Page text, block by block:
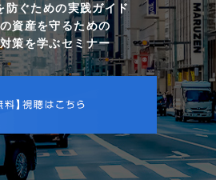
防ぐための実践ガイド
資産を守るための
策を学ぶセミナー